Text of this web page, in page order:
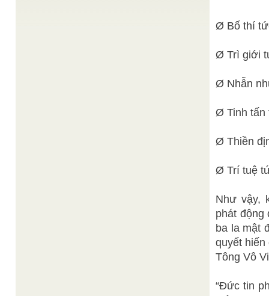
Ø Bố thí
Ø Trì giới
Ø Nhẫn
Ø Tinh tấn
Ø Thiền
Ø Trí tuệ
Như vậy,
phát động
ba la mật
quyết
Tông Vô
“Đức tin